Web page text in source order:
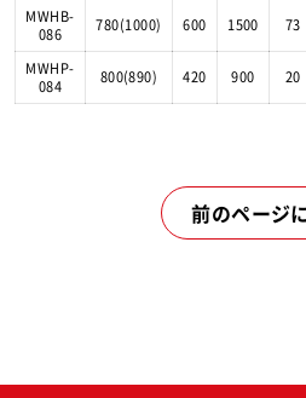
MWHB-
086
780(1000) 600 1500 73
MWHP-
084
800(890) 420 900 20
前のページ